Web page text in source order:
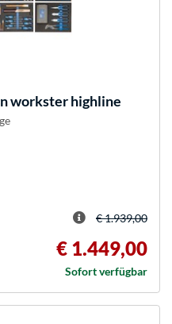
workster highline
€ 1.939,00
€ 1.449,00
Sofort verfügbar